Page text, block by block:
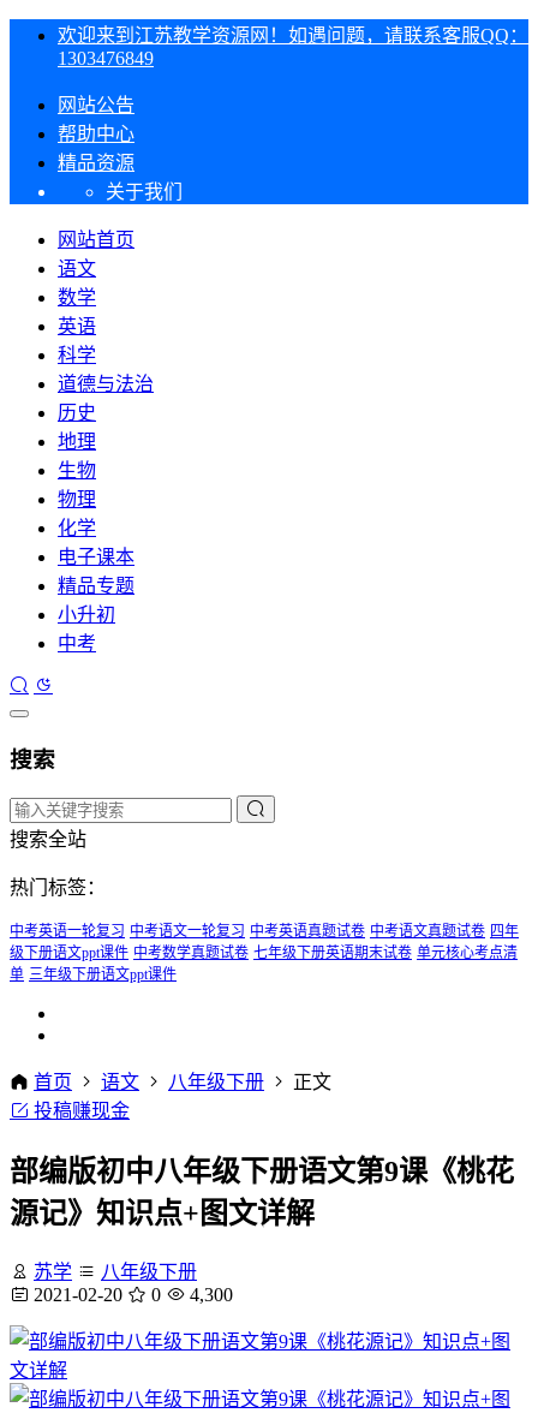
欢迎来到江苏教学资源网！如遇问题，请联系客服QQ：
1303476849
网站公告
帮助中心
精品资源
关于我们
网站首页
语文
数学
英语
科学
道德与法治
历史
地理
生物
物理
化学
电子课本
精品专题
小升初
中考
搜索
搜索全站
热门标签：
中考英语一轮复习 中考语文一轮复习 中考英语真题试卷 中考语文真题试卷 四年
级下册语文ppt课件 中考数学真题试卷 七年级下册英语期末试卷 单元核心考点清
单 三年级下册语文ppt课件
首页 语文 八年级下册
正文
投稿赚现金
部编版初中八年级下册语文第9课《桃花
源记》知识点+图文详解
苏学
八年级下册
2021-02-20
0 4,300